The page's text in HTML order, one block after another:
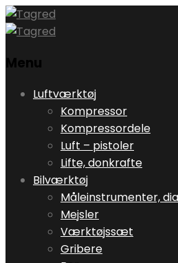
Menu
Skip
content
Luftværktøj
Kompressor
Kompressordele
Luft – pistoler
Lifte, donkrafte
Bilværktøj
Måleinstrumenter,
Mejsler
Værktøjssæt
Gribere